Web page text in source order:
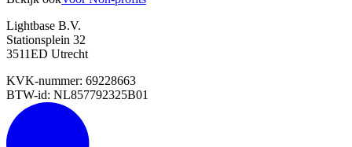
Lightbase B.V.
Stationsplein 32
3511ED Utrecht
KVK-nummer: 69228663
BTW-id: NL857792325B01